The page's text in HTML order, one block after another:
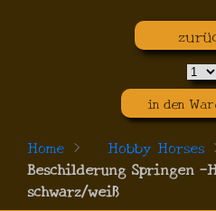
in den
Home > Hobby Horses
Beschilderung Springen -
schwarz/weiß